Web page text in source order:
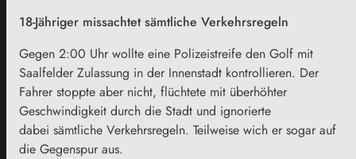
18-Jähriger missachtet sämtliche Verkehrsregeln
Gegen 2:00 Uhr wollte eine Polizeistreife den Golf mit
Saalfelder Zulassung in der Innenstadt kontrollieren. Der
Fahrer stoppte aber nicht, flüchtete mit überhöhter
Geschwindigkeit durch die Stadt und ignorierte
dabei sämtliche Verkehrsregeln. Teilweise wich er sogar auf
die Gegenspur aus.